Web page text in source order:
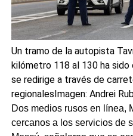
Un tramo de la autopista
kilómetro 118 al 130 ha
se redirige a través de
regionalesImagen: Andrei
Dos medios rusos en línea,
cercanos a los servicios de